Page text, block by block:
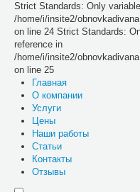
Strict Standards: Only
/home/i/insite2/
on line 24 Strict Standards:
reference in
/home/i/insite2/
on line 25
Главная
О компании
Услуги
Цены
Наши работы
Статьи
Контакты
Отзывы